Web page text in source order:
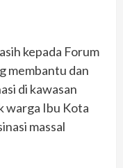
kepada Forum
membantu dan
di kawasan
warga Ibu Kota
massal